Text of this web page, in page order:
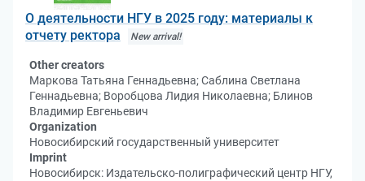
О деятельности НГУ в 2025 году: материалы к
отчету ректора
New arrival!
Other creators
Маркова Татьяна Геннадьевна; Саблина Светлана
Геннадьевна; Воробцова Лидия Николаевна; Блинов
Владимир Евгеньевич
Organization
Новосибирский государственный университет
Imprint
Новосибирск: Издательско-полиграфический центр НГУ,